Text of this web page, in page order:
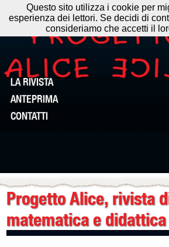
LA RIVISTA
ANTEPRIMA
CONTATTI
Progetto Alice,rivista
matematica e didattica
Questo sito utilizza i cookie per
esperienza dei lettori. Se decidi di
consideriamo che accetti il